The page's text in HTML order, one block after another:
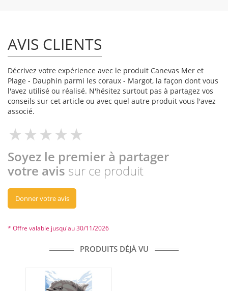
AVIS CLIENTS
Décrivez votre expérience avec le produit Canevas Mer et
Plage - Dauphin parmi les coraux - Margot, la façon dont vous
l'avez utilisé ou réalisé. N'hésitez surtout pas à partagez vos
conseils sur cet article ou avec quel autre produit vous l'avez
associé.
Soyez le premier à partager
votre avis sur ce produit
Donner votre avis
* Offre valable jusqu'au 30/11/2026
PRODUITS DÉJÀ VU